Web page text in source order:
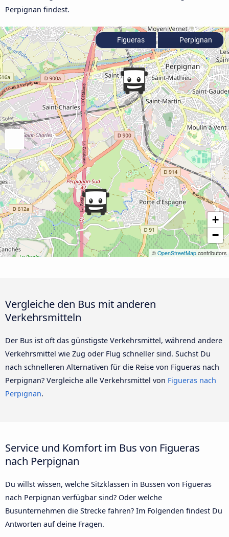
Perpignan findest.
+
−
© OpenStreetMap contributors
Figueras Perpignan
Vergleiche den Bus mit anderen
Verkehrsmitteln
Der Bus ist oft das günstigste Verkehrsmittel, während andere
Verkehrsmittel wie Zug oder Flug schneller sind. Suchst Du
nach schnelleren Alternativen für die Reise von Figueras nach
Perpignan? Vergleiche alle Verkehrsmittel von Figueras nach
Perpignan.
Service und Komfort im Bus von Figueras
nach Perpignan
Du willst wissen, welche Sitzklassen in Bussen von Figueras
nach Perpignan verfügbar sind? Oder welche
Busunternehmen die Strecke fahren? Im Folgenden findest Du
Antworten auf deine Fragen.